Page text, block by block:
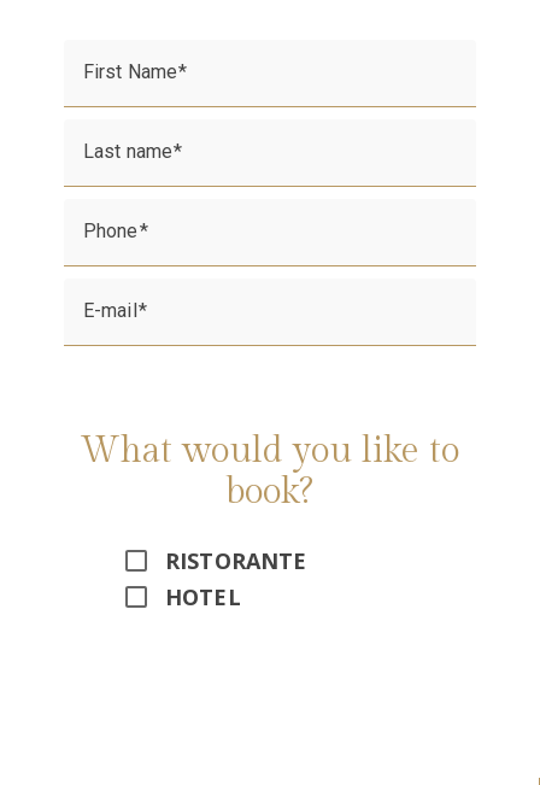
First Name
Last name
Phone
E-mail
What would you like to
book?
RISTORANTE
HOTEL